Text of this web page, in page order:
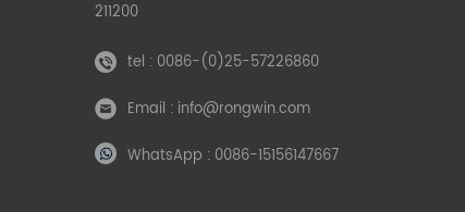
211200
tel : 0086-(0)25-57226860
Email : info@rongwin.com
WhatsApp : 0086-15156147667